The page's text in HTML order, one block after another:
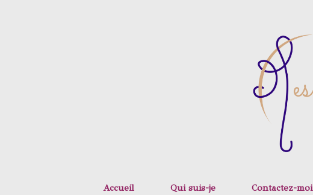
Accueil Qui suis-je Contactez-moi